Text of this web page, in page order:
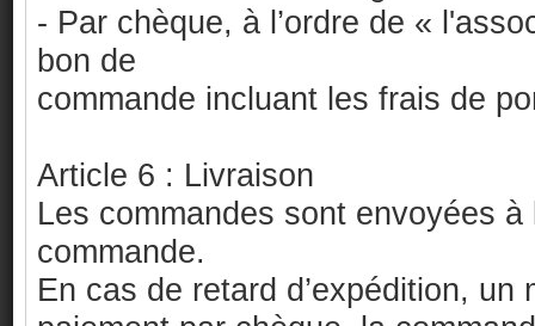
- Par chèque, à l’ordre de «
bon de
commande incluant les frais de
Article 6 : Livraison
Les commandes sont envoyées
commande.
En cas de retard d’expédition,